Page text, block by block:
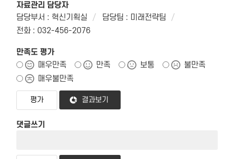
자료관리 담당자
담당부서 : 혁신기획실
담당팀 : 미래전략팀
전화 : 032-456-2076
만족도 평가
매우만족
만족 보통
불만족
매우불만족
결과보기
댓글쓰기